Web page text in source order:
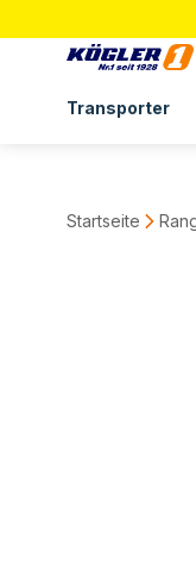
Transporter
Startseite